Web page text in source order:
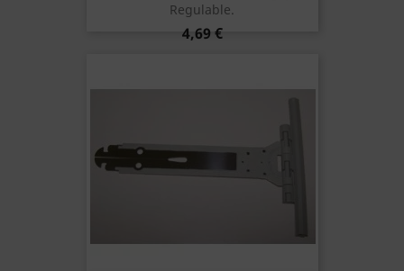
Regulable.
Precio
4,69 €